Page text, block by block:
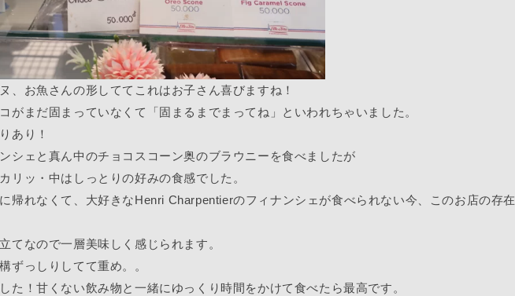
、お魚さんの形しててこれはお子さん喜びますね！
がまだ固まっていなくて「固まるまでまってね」といわれちゃいました。
あり！
シェと真ん中のチョコスコーン奥のブラウニーを食べましたが
リッ・中はしっとりの好みの食感でした。
帰れなくて、大好きなHenri Charpentierのフィナンシェが食べられない今、このお店の存在
てなので一層美味しく感じられます。
ずっしりしてて重め。。
た！甘くない飲み物と一緒にゆっくり時間をかけて食べたら最高です。